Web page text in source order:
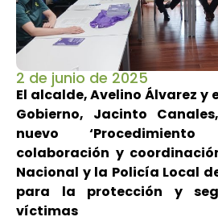
2 de junio de 2025
El alcalde, Avelino Álvarez y
Gobierno, Jacinto
nuevo
colaboración y
Nacional y la Policía Local
para la protección y
víctimas